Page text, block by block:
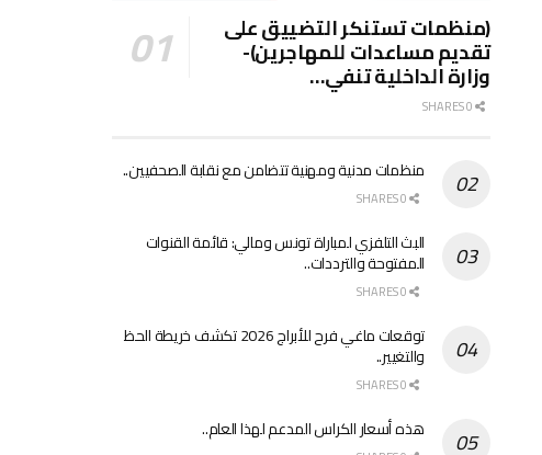
(منظمات تستنكر التضييق على
تقديم مساعدات للمهاجرين)-
وزارة الداخلية تنفي…
منظمات مدنية ومهنية تتضامن مع نقابة الصحفيين..
البث التلفزي لمباراة تونس ومالي: قائمة القنوات
المفتوحة والترددات..
توقعات ماغي فرح للأبراج 2026 تكشف خريطة الحظ
والتغيير..
هذه أسعار الكراس المدعم لهذا العام..